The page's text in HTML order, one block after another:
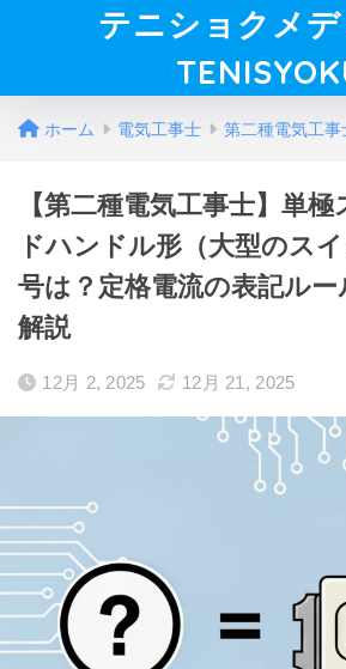
テニショクメデ
ホーム 電気工事士 第二種電気工事
【第二種電気工事士】単
ドハンドル形（大型のス
号は？定格電流の表記ル
解説
12月 2, 2025 12月 21, 2025